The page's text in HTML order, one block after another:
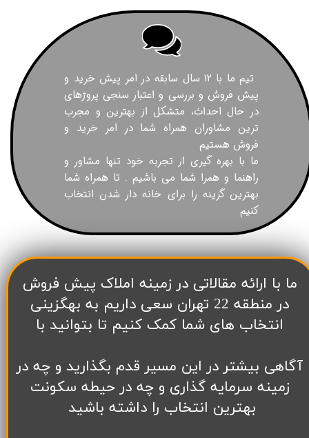
تیم ما با ۱۲ سال سابقه در امر پیش خرید و
پیش فروش و بررسی و اعتبار سنجی پروژهای
در حال احداث، متشکل از بهترین و مجرب
ترین مشاوران همراه شما در امر خرید و
فروش هستیم
ما با بهره گیری از تجربه خود تنها مشاور و
راهنما و همرا شما می باشیم . تا همراه شما
بهترین گزینه را برای خانه دار شدن انتخاب
کنیم
​ما با ارائه مقالاتی در زمینه املاک پیش فروش
در منطقه 22 تهران سعی داریم به بهگزینی
انتخاب های شما کمک کنیم تا بتوانید با
آگاهی بیشتر در این مسیر قدم بگذارید و چه در
زمینه سرمایه گذاری و چه در حیطه سکونت
بهترین انتخاب را داشته باشید